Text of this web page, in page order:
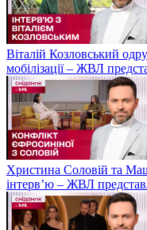
Віталій Козловський
мобілізації – ЖВЛ
Христина Соловій та
інтерв’ю – ЖВЛ